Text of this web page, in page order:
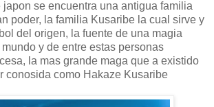
se encuentra una antigua familia
poder, la familia Kusaribe la cual sirve y
del origen, la fuente de una magia
y de entre estas personas
la mas grande maga que a existido
conosida como Hakaze Kusaribe